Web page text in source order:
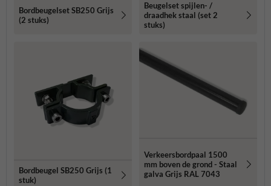
Bordbeugelset SB250 Grijs
(2 stuks)
Beugelset spijlen- /
draadhek staal (set 2
stuks)
Bordbeugel SB250 Grijs (1
stuk)
Verkeersbordpaal 1500
mm boven de grond - Staal
galva Grijs RAL 7043